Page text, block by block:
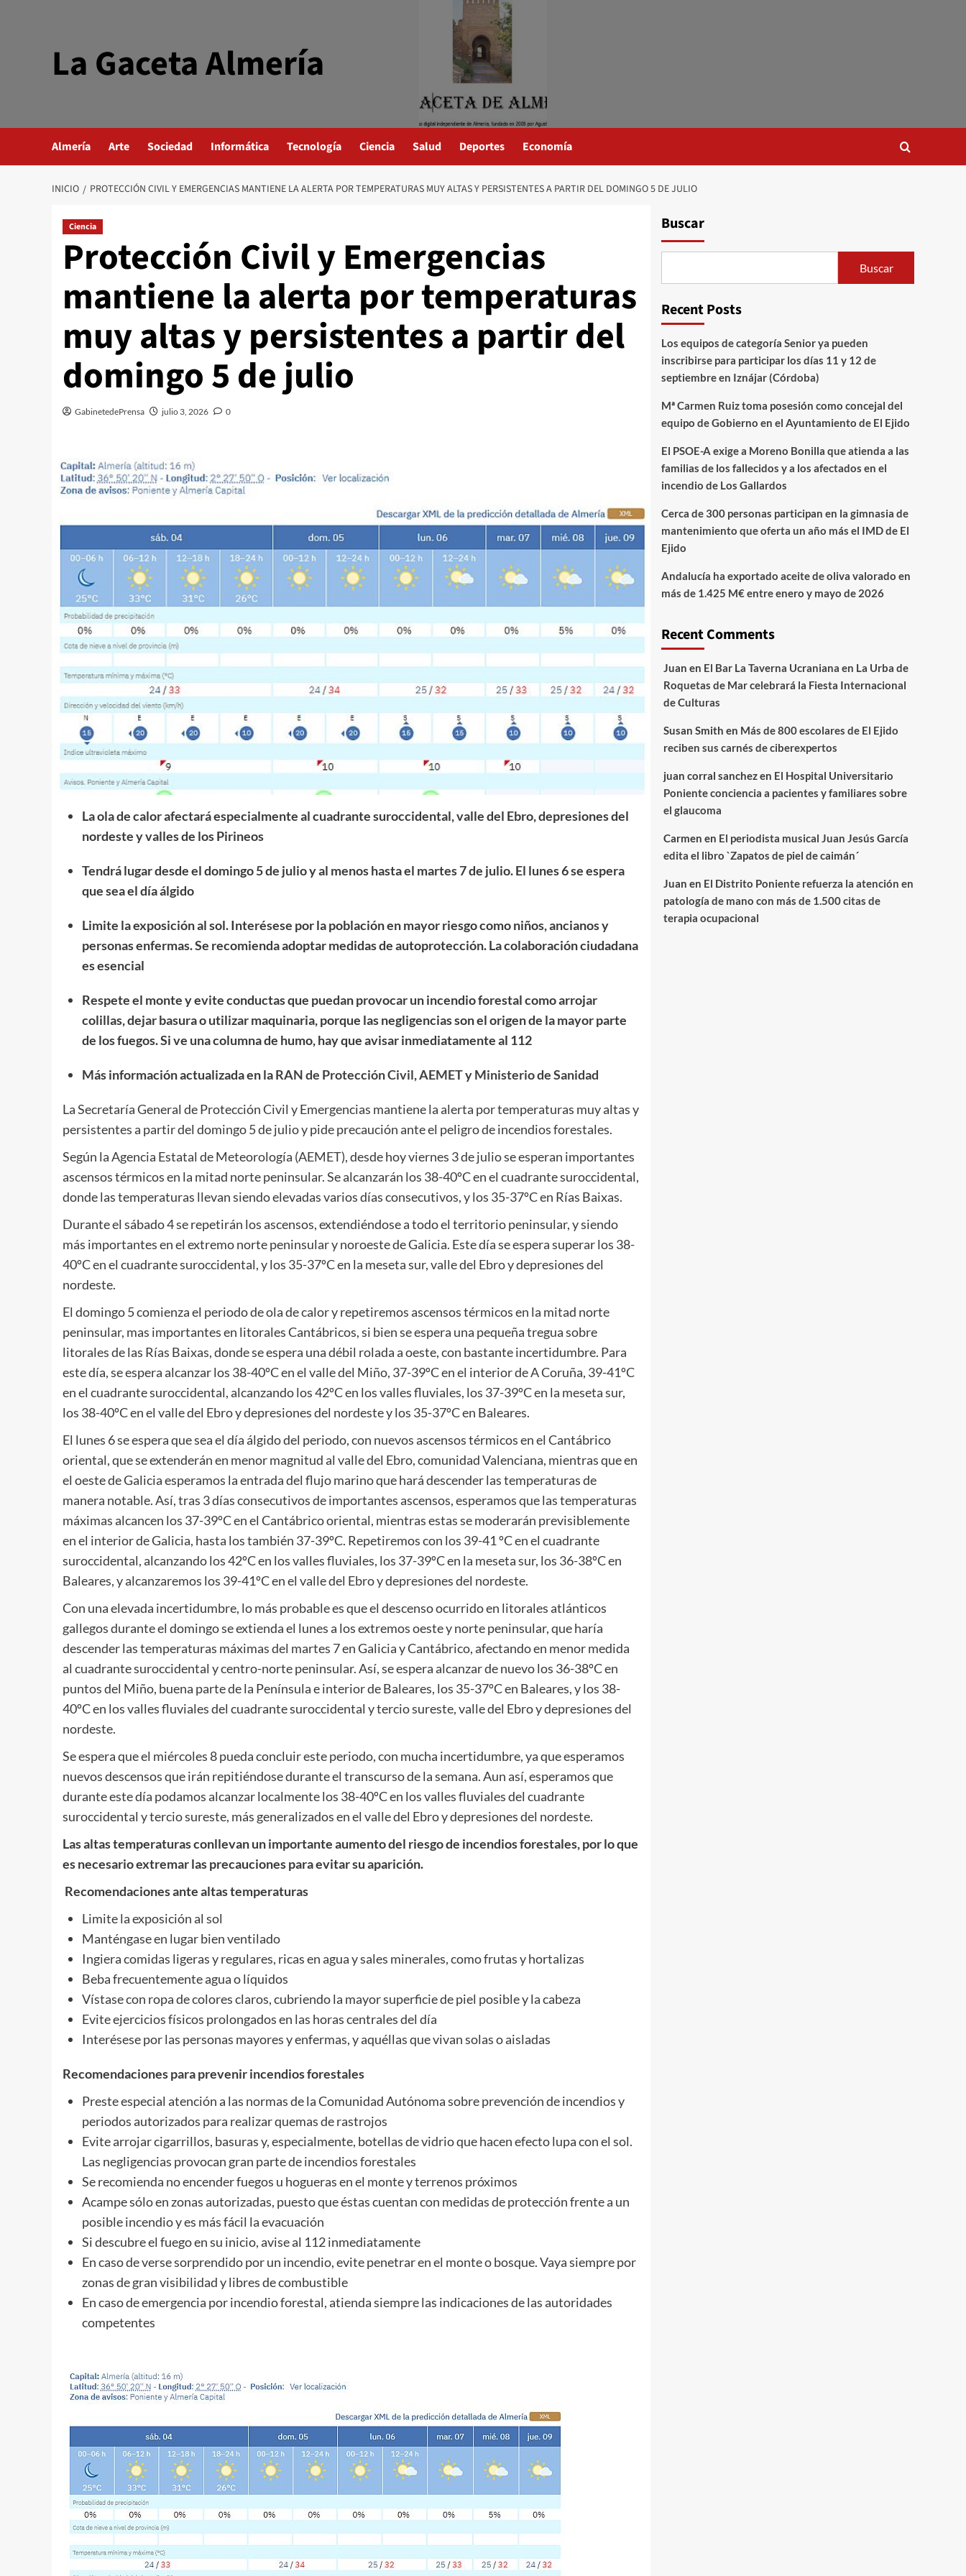
La Gaceta Almería
Almería Arte Sociedad Informática Tecnología Ciencia Salud Deportes Economía
INICIO PROTECCIÓN CIVIL Y EMERGENCIAS MANTIENE LA ALERTA POR TEMPERATURAS MUY ALTAS Y PERSISTENTES A PARTIR DEL DOMINGO 5 DE JULIO
Ciencia
Protección Civil y Emergencias
mantiene la alerta por temperaturas
muy altas y persistentes a partir del
domingo 5 de julio
GabinetedePrensa julio 3, 2026 0
La ola de calor afectará especialmente al cuadrante suroccidental, valle del Ebro, depresiones del
nordeste y valles de los Pirineos
Tendrá lugar desde el domingo 5 de julio y al menos hasta el martes 7 de julio. El lunes 6 se espera
que sea el día álgido
Limite la exposición al sol. Interésese por la población en mayor riesgo como niños, ancianos y
personas enfermas.Se recomienda adoptar medidas de autoprotección. La colaboración ciudadana
es esencial
Respete el monte y evite conductas que puedan provocar un incendio forestal como arrojar
colillas, dejar basura o utilizar maquinaria, porque las negligencias son el origen de la mayor parte
de los fuegos. Si ve una columna de humo, hay que avisar inmediatamente al 112
Másinformación actualizada en laRAN de Protección Civil,AEMETyMinisterio de Sanidad
La Secretaría General de Protección Civil y Emergencias mantiene la alerta por temperaturas muy altas y
persistentes a partir del domingo 5 de julio y pide precaución ante el peligro de incendios forestales.
Según la Agencia Estatal de Meteorología (AEMET), desde hoy viernes 3 de julio se esperan importantes
ascensos térmicos en la mitad norte peninsular. Se alcanzarán los 38-40ºC en el cuadrante suroccidental,
donde las temperaturas llevan siendo elevadas varios días consecutivos, y los 35-37ºC en Rías Baixas.
Durante el sábado 4 se repetirán los ascensos, extendiéndose a todo el territorio peninsular, y siendo
más importantes en el extremo norte peninsular y noroeste de Galicia. Este día se espera superar los 38-
40ºC en el cuadrante suroccidental, y los 35-37ºC en la meseta sur, valle del Ebro y depresiones del
nordeste.
El domingo 5 comienza el periodo de ola de calor y repetiremos ascensos térmicos en la mitad norte
peninsular, mas importantes en litorales Cantábricos, si bien se espera una pequeña tregua sobre
litorales de las Rías Baixas, donde se espera una débil rolada a oeste, con bastante incertidumbre. Para
este día, se espera alcanzar los 38-40ºC en el valle del Miño, 37-39ºC en el interior de A Coruña, 39-41ºC
en el cuadrante suroccidental, alcanzando los 42ºC en los valles fluviales, los 37-39ºC en la meseta sur,
los 38-40ºC en el valle del Ebro y depresiones del nordeste y los 35-37ºC en Baleares.
El lunes 6 se espera que sea el día álgido del periodo, con nuevos ascensos térmicos en el Cantábrico
oriental, que se extenderán en menor magnitud al valle del Ebro, comunidad Valenciana, mientras que en
el oeste de Galicia esperamos la entrada del flujo marino que hará descender las temperaturas de
manera notable. Así, tras 3 días consecutivos de importantes ascensos, esperamos que las temperaturas
máximas alcancen los 37-39ºC en el Cantábrico oriental, mientras estas se moderarán previsiblemente
en el interior de Galicia, hasta los también 37-39ºC. Repetiremos con los 39-41 ºC en el cuadrante
suroccidental, alcanzando los 42ºC en los valles fluviales, los 37-39ºC en la meseta sur, los 36-38ºC en
Baleares, y alcanzaremos los 39-41ºC en el valle del Ebro y depresiones del nordeste.
Con una elevada incertidumbre, lo más probable es que el descenso ocurrido en litorales atlánticos
gallegos durante el domingo se extienda el lunes a los extremos oeste y norte peninsular, que haría
descender las temperaturas máximas del martes 7 en Galicia y Cantábrico, afectando en menor medida
al cuadrante suroccidental y centro-norte peninsular. Así, se espera alcanzar de nuevo los 36-38ºC en
puntos del Miño, buena parte de la Península e interior de Baleares, los 35-37ºC en Baleares, y los 38-
40ºC en los valles fluviales del cuadrante suroccidental y tercio sureste, valle del Ebro y depresiones del
nordeste.
Se espera que el miércoles 8 pueda concluir este periodo, con mucha incertidumbre, ya que esperamos
nuevos descensos que irán repitiéndose durante el transcurso de la semana. Aun así, esperamos que
durante este día podamos alcanzar localmente los 38-40ºC en los valles fluviales del cuadrante
suroccidental y tercio sureste, más generalizados en el valle del Ebro y depresiones del nordeste.
Las altas temperaturas conllevan un importante aumento del riesgo de incendios forestales, por lo que
es necesario extremar las precauciones para evitar su aparición.
Recomendaciones ante altas temperaturas
Limite la exposición al sol
Manténgase en lugar bien ventilado
Ingiera comidas ligeras y regulares, ricas en agua y sales minerales, como frutas y hortalizas
Beba frecuentemente agua o líquidos
Vístase con ropa de colores claros, cubriendo la mayor superficie de piel posible y la cabeza
Evite ejercicios físicos prolongados en las horas centrales del día
Interésese por las personas mayores y enfermas, y aquéllas que vivan solas o aisladas
Recomendaciones para prevenir incendios forestales
Preste especial atención a las normas de la Comunidad Autónoma sobre prevención de incendios y
periodos autorizados para realizar quemas de rastrojos
Evite arrojar cigarrillos, basuras y, especialmente, botellas de vidrio que hacen efecto lupa con el sol.
Las negligencias provocan gran parte de incendios forestales
Se recomienda no encender fuegos u hogueras en el monte y terrenos próximos
Acampe sólo en zonas autorizadas, puesto que éstas cuentan con medidas de protección frente a un
posible incendio y es más fácil la evacuación
Si descubre el fuego en su inicio, avise al 112 inmediatamente
En caso de verse sorprendido por un incendio, evite penetrar en el monte o bosque. Vaya siempre por
zonas de gran visibilidad y libres de combustible
En caso de emergencia por incendio forestal, atienda siempre las indicaciones de las autoridades
competentes
Buscar
Buscar
Recent Posts
Los equipos de categoría Senior ya pueden
inscribirse para participar los días 11 y 12 de
septiembre en Iznájar (Córdoba)
Mª Carmen Ruiz toma posesión como concejal del
equipo de Gobierno en el Ayuntamiento de El Ejido
El PSOE-A exige a Moreno Bonilla que atienda a las
familias de los fallecidos y a los afectados en el
incendio de Los Gallardos
Cerca de 300 personas participan en la gimnasia de
mantenimiento que oferta un año más el IMD de El
Ejido
Andalucía ha exportado aceite de oliva valorado en
más de 1.425 M€ entre enero y mayo de 2026
Recent Comments
Juan en El Bar La Taverna Ucraniana en La Urba de
Roquetas de Mar celebrará la Fiesta Internacional
de Culturas
Susan Smith en Más de 800 escolares de El Ejido
reciben sus carnés de ciberexpertos
juan corral sanchezen El Hospital Universitario
Poniente conciencia a pacientes y familiares sobre
el glaucoma
Carmen en El periodista musical Juan Jesús García
edita el libro `Zapatos de piel de caimán´
Juan en El Distrito Poniente refuerza la atención en
patología de mano con más de 1.500 citas de
terapia ocupacional